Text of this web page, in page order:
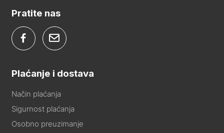
Pratite nas
Plaćanje i dostava
Način plaćanja
Sigurnost plaćanja
Osobno preuzimanje